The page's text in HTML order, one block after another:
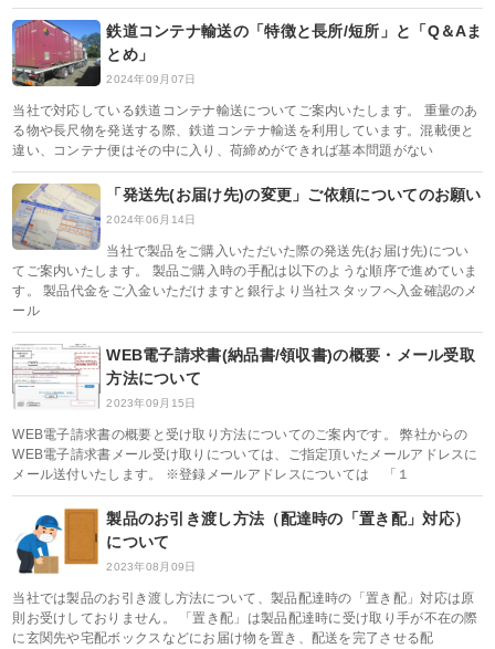
鉄道コンテナ輸送の「特徴と長所/短所」と「Q＆Aま
とめ」
2024年09月07日
当社で対応している鉄道コンテナ輸送についてご案内いたします。 重量のあ
る物や長尺物を発送する際、鉄道コンテナ輸送を利用しています。混載便と
違い、コンテナ便はその中に入り、荷締めができれば基本問題がない
「発送先(お届け先)の変更」ご依頼についてのお願い
2024年06月14日
当社で製品をご購入いただいた際の発送先(お届け先)につい
てご案内いたします。 製品ご購入時の手配は以下のような順序で進めていま
す。 製品代金をご入金いただけますと銀行より当社スタッフへ入金確認のメ
ール
WEB電子請求書(納品書/領収書)の概要・メール受取
方法について
2023年09月15日
WEB電子請求書の概要と受け取り方法についてのご案内です。 弊社からの
WEB電子請求書メール受け取りについては、ご指定頂いたメールアドレスに
メール送付いたします。 ※登録メールアドレスについては 「１
製品のお引き渡し方法（配達時の「置き配」対応）
について
2023年08月09日
当社では製品のお引き渡し方法について、製品配達時の「置き配」対応は原
則お受けしておりません。 「置き配」は製品配達時に受け取り手が不在の際
に玄関先や宅配ボックスなどにお届け物を置き、配送を完了させる配